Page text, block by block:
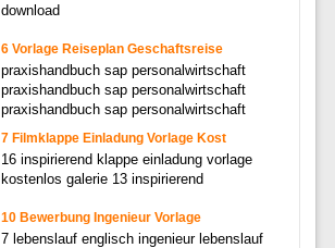
download
6 Vorlage Reiseplan Geschaftsreise
praxishandbuch sap personalwirtschaft
praxishandbuch sap personalwirtschaft
praxishandbuch sap personalwirtschaft
7 Filmklappe Einladung Vorlage Kost
16 inspirierend klappe einladung vorlage
kostenlos galerie 13 inspirierend
10 Bewerbung Ingenieur Vorlage
7 lebenslauf englisch ingenieur lebenslauf